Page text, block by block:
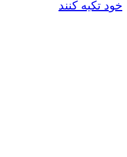
خود تکیه کنند